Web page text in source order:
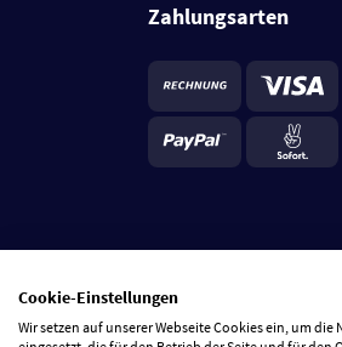
Zahlungsarten
Cookie-Einstellungen
Wir setzen auf unserer Webseite Cookies ein, um